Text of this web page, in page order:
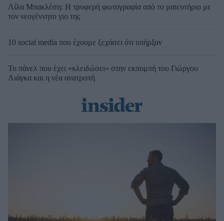
Λίλα Μπακλέση: Η τρυφερή φωτογραφία από το μαιευτήριο με
τον νεογέννητο γιο της
10 social media που έχουμε ξεχάσει ότι υπήρξαν
Το πάνελ που έχει «κλειδώσει» στην εκπομπή του Γιώργου
Λιάγκα και η νέα ανατροπή